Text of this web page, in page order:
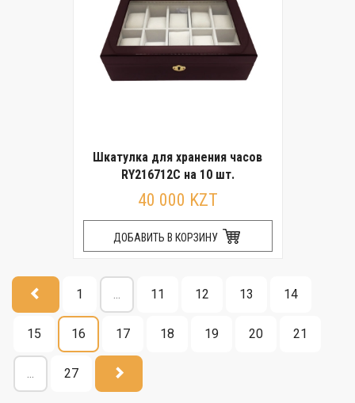
Шкатулка для хранения часов
RY216712C на 10 шт.
40 000 KZT
ДОБАВИТЬ В КОРЗИНУ
1 ... 11 12 13 14
15 16 17 18 19 20 21
... 27